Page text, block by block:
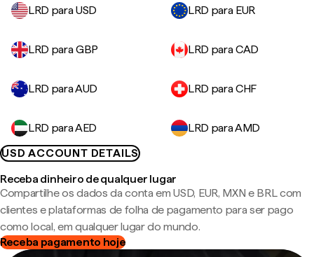
LRD para USD
LRD para EUR
LRD para GBP LRD para CAD
LRD para AUD LRD para CHF
LRD para AED
LRD para AMD
USD ACCOUNT DETAILS
Receba dinheiro de qualquer lugar
Compartilhe os dados da conta em USD, EUR, MXN e BRL com
clientes e plataformas de folha de pagamento para ser pago
como local, em qualquer lugar do mundo.
Receba pagamento hoje